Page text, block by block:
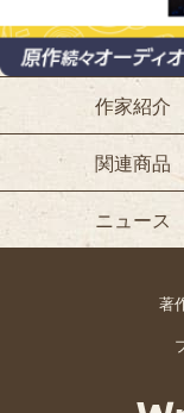
作家紹介
関連商品
ニュース
著